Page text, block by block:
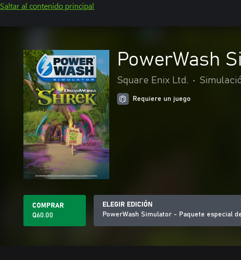
Saltar al contenido principal
PowerWash
Square Enix Ltd. •
Requiere un juego
COMPRAR
Q60.00
ELEGIR EDICIÓN
PowerWash Simulator - Paquete especial